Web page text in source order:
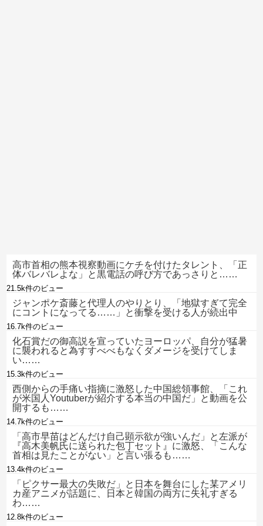
高市首相の熊本視察動画にケチを付けたタレント、「正
体バレバレよな」と黒電話の呼び方であっさりと……
21.5k件のビュー
ジャンポケ斎藤と代理人のやりとり、「地獄すぎて完全
にコントになってる……」と衝撃を受ける人が続出中
16.7k件のビュー
化石賞だの御高説を宣っていたヨーロッパ、自分が猛暑
に襲われると為すすべべもなくダメージを受けてしま
い……
15.3k件のビュー
西側からの手痛い指摘に激怒した中国総領事館、「これ
が米国人Youtuberが紹介する本当の中国だ」と動画を公
開するも……
14.7k件のビュー
「高市早苗はどんだけ自己顕示欲が強いんだ」と左派が
『高木美帆氏に送られた包丁セット』に激怒、「こんな
首相は見たことがない」と言い張るも……
13.4k件のビュー
「ピクサー最大の失敗だ」と日本を舞台にした某アメリ
カ産アニメが話題に、日本と韓国の両方に失礼すぎる
わ……
12.8k件のビュー